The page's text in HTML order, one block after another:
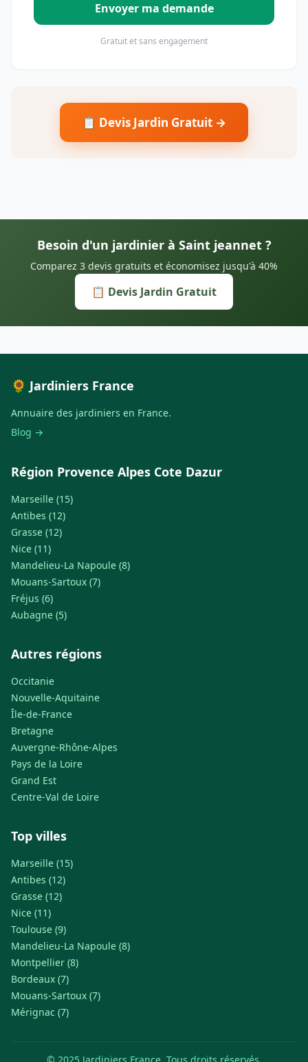
Envoyer ma demande
Gratuit et sans engagement
📋 Devis Jardin Gratuit →
Besoin d'un jardinier à Saint jeannet ?
Comparez 3 devis gratuits et économisez jusqu'à 40%
📋 Devis Jardin Gratuit
🌻 Jardiniers France
Annuaire des jardiniers en France.
Blog →
Région Provence Alpes Cote Dazur
Marseille (15)
Antibes (12)
Grasse (12)
Nice (11)
Mandelieu-La Napoule (8)
Mouans-Sartoux (7)
Fréjus (6)
Aubagne (5)
Autres régions
Occitanie
Nouvelle-Aquitaine
Île-de-France
Bretagne
Auvergne-Rhône-Alpes
Pays de la Loire
Grand Est
Centre-Val de Loire
Top villes
Marseille (15)
Antibes (12)
Grasse (12)
Nice (11)
Toulouse (9)
Mandelieu-La Napoule (8)
Montpellier (8)
Bordeaux (7)
Mouans-Sartoux (7)
Mérignac (7)
© 2025 Jardiniers France. Tous droits réservés.